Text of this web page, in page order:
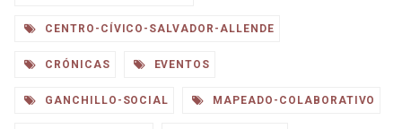
CENTRO-CÍVICO-SALVADOR-ALLENDE
CRÓNICAS EVENTOS
GANCHILLO-SOCIAL MAPEADO-COLABORATIVO